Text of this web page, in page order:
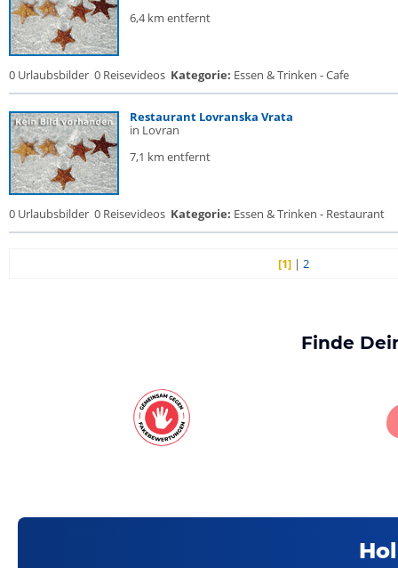
6,4 km entfernt
0 Urlaubsbilder 0 Reisevideos Kategorie: Essen & Trinken - Cafe
Restaurant Lovranska Vrata
in Lovran
7,1 km entfernt
0 Urlaubsbilder 0 Reisevideos Kategorie: Essen & Trinken - Restaurant
[1] |2
Finde